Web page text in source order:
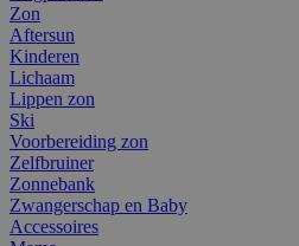
Zon
Aftersun
Kinderen
Lichaam
Lippen zon
Ski
Voorbereiding zon
Zelfbruiner
Zonnebank
Zwangerschap en Baby
Accessoires